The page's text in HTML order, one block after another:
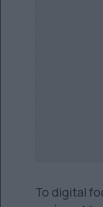
Το digital